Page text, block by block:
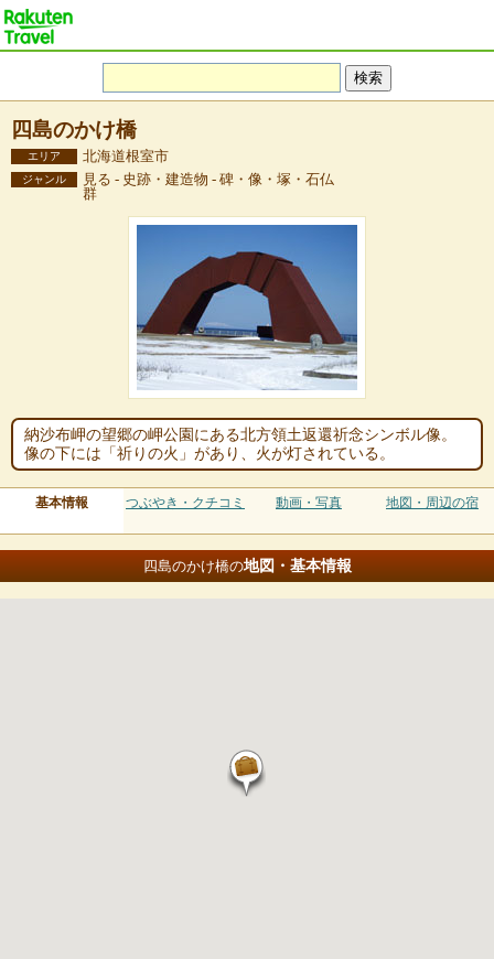
四島のかけ橋
エリア 北海道根室市
ジャンル
見る - 史跡・建造物 - 碑・像・塚・石仏
群
納沙布岬の望郷の岬公園にある北方領土返還祈念シンボル像。
像の下には「祈りの火」があり、火が灯されている。
基本情報 つぶやき・クチコミ 動画・写真 地図・周辺の宿
四島のかけ橋の地図・基本情報